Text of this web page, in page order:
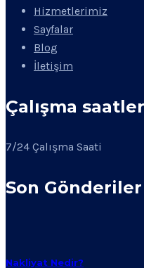
Hizmetlerimiz
Sayfalar
Blog
İletişim
Çalışma
7/24 Çalışma Saati
Son Gönderiler
Nakliyat Nedir?